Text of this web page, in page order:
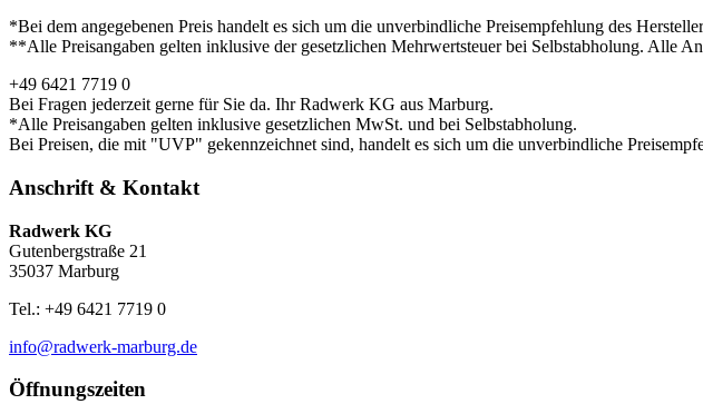
*Bei dem angegebenen Preis handelt es sich um die unverbindliche Preisempfehlung des
**Alle Preisangaben gelten inklusive der gesetzlichen Mehrwertsteuer bei Selbstabholung. Alle
+49 6421 7719 0
Bei Fragen jederzeit gerne für Sie da. Ihr Radwerk KG aus Marburg.
*Alle Preisangaben gelten inklusive gesetzlichen MwSt. und bei Selbstabholung.
Bei Preisen, die mit "UVP" gekennzeichnet sind, handelt es sich um die unverbindliche
Anschrift & Kontakt
Radwerk KG
Gutenbergstraße 21
35037 Marburg
Tel.: +49 6421 7719 0
info@radwerk-marburg.de
Öffnungszeiten